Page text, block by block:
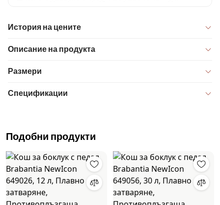
История на цените
Описание на продукта
Размери
Спецификации
Подобни продукти